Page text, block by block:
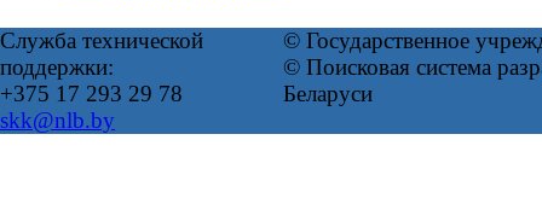
Служба технической
поддержки:
+375 17 293 29 78
skk@nlb.by
© Государственное
© Поисковая система
Беларуси